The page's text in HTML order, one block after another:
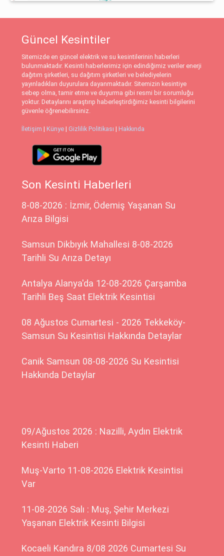
Güncel Kesintiler
Sitemizde en güncel elektrik ve su kesintilerinin haberleri
bulunmaktadır. Kesinti haberlerimiz için edindiğimiz veriler enerji
dağıtım şirketleri, su dağıtım şirketleri ve belediyelerin
yayınladıkları duyurulara dayanmaktadır. Sitemizin kesintiye
sebep olma, tamir etme ve duyurma gibi resmi bir sorumluğu
yoktur. Detaylarını araştırıp haberleştirdiğimiz kesinti bilgilerini
güvenle öğrenebilirsiniz.
İletişim | Künye | Gizlilik Politikası | Hakkında
Son Kesinti Haberleri
8-08-2026 : İzmir, Ödemiş Yaşanan Su
Arıza Bilgisi
Samsun Dikbıyık Mahallesi 8-08-2026
Tarihli Su Arıza Detayı
Antalya Alanya'da 12-08-2026 Çarşamba
Tarihli Beş Saat Elektrik Kesintisi
08 Ağustos Cumartesi - 2026 Tekkeköy-
Samsun Su Kesintisi Hakkında Detaylar
Canik Samsun 08-08-2026 Su Kesintisi
Hakkında Detaylar
09/Ağustos 2026 : Nazilli, Aydın Elektrik
Kesinti Haberi
Muş-Varto 11-08-2026 Elektrik Kesintisi
Var
11-08-2026 Salı : Muş, Şehir Merkezi
Yaşanan Elektrik Kesinti Bilgisi
Kocaeli Kandıra 8/08 2026 Cumartesi Su